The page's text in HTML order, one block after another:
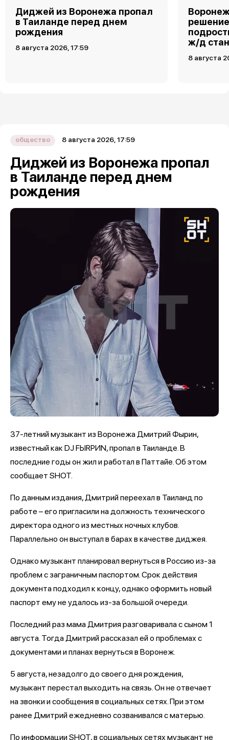
Диджей из Воронежа пропал
в Таиланде перед днем
рождения
8 августа 2026, 17:59
ж/д
8 августа
общество 8 августа 2026, 17:59
Диджей из Воронежа пропал
в Таиланде перед днем
рождения
37-летний музыкант из Воронежа Дмитрий Фырин,
известный как DJ FЫRРИN, пропал в Таиланде. В
последние годы он жил и работал в Паттайе. Об этом
сообщает SHOT.
По данным издания, Дмитрий переехал в Таиланд по
работе – его пригласили на должность технического
директора одного из местных ночных клубов.
Параллельно он выступал в барах в качестве диджея.
Однако музыкант планировал вернуться в Россию из-за
проблем с заграничным паспортом. Срок действия
документа подходил к концу, однако оформить новый
паспорт ему не удалось из-за большой очереди.
Последний раз мама Дмитрия разговаривала с сыном 1
августа. Тогда Дмитрий рассказал ей о проблемах с
документами и планах вернуться в Воронеж.
5 августа, незадолго до своего дня рождения,
музыкант перестал выходить на связь. Он не отвечает
на звонки и сообщения в социальных сетях. При этом
ранее Дмитрий ежедневно созванивался с матерью.
По информации SHOT, в социальных сетях музыкант не